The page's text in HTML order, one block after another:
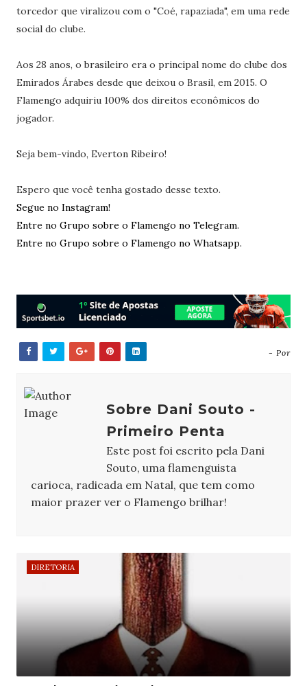
torcedor que viralizou com o "Coé, rapaziada", em uma rede
social do clube.
Aos 28 anos, o brasileiro era o principal nome do clube dos
Emirados Árabes desde que deixou o Brasil, em 2015. O
Flamengo adquiriu 100% dos direitos econômicos do
jogador.
Seja bem-vindo, Everton Ribeiro!
Espero que você tenha gostado desse texto.
Segue no Instagram!
Entre no Grupo sobre o Flamengo no Telegram.
Entre no Grupo sobre o Flamengo no Whatsapp.
- Por
Sobre Dani Souto -
Primeiro Penta
Este post foi escrito pela Dani
Souto, uma flamenguista
carioca, radicada em Natal, que tem como
maior prazer ver o Flamengo brilhar!
DIRETORIA